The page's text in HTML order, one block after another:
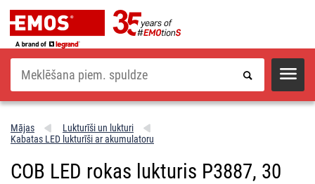
Meklēšana
Mājas
Lukturīši un lukturi
Kabatas LED lukturīši ar akumulatoru
COB LED rokas lukturis P3887, 30